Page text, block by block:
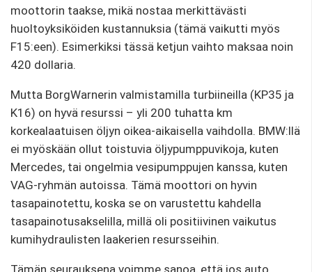
moottorin taakse, mikä nostaa merkittävästi
huoltoyksiköiden kustannuksia (tämä vaikutti myös
F15:een). Esimerkiksi tässä ketjun vaihto maksaa noin
420 dollaria.
Mutta BorgWarnerin valmistamilla turbiineilla (KP35 ja
K16) on hyvä resurssi – yli 200 tuhatta km
korkealaatuisen öljyn oikea-aikaisella vaihdolla. BMW:llä
ei myöskään ollut toistuvia öljypumppuvikoja, kuten
Mercedes, tai ongelmia vesipumppujen kanssa, kuten
VAG-ryhmän autoissa. Tämä moottori on hyvin
tasapainotettu, koska se on varustettu kahdella
tasapainotusakselilla, millä oli positiivinen vaikutus
kumihydraulisten laakerien resursseihin.
Tämän seurauksena voimme sanoa, että jos auto